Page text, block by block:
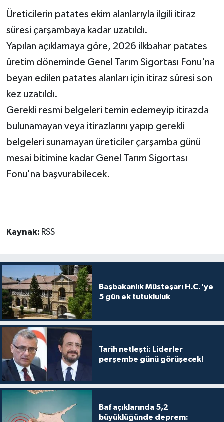
Üreticilerin patates ekim alanlarıyla ilgili itiraz
süresi çarşambaya kadar uzatıldı.
Yapılan açıklamaya göre, 2026 ilkbahar patates
üretim döneminde Genel Tarım Sigortası Fonu'na
beyan edilen patates alanları için itiraz süresi son
kez uzatıldı.
Gerekli resmi belgeleri temin edemeyip itirazda
bulunamayan veya itirazlarını yapıp gerekli
belgeleri sunamayan üreticiler çarşamba günü
mesai bitimine kadar Genel Tarım Sigortası
Fonu'na başvurabilecek.
Kaynak: RSS
Başbakanlık Müsteşarı H.C.'ye
5 gün ek tutukluluk
Tarih netleşti: Liderler
perşembe günü görüşecek!
Baf açıklarında 5,2
büyüklüğünde deprem:
LEFKOŞA
MAGAZİN
Nöbetçi Eczaneler
ÖZEL HABER
SİYASET
SPOR
YAŞAM